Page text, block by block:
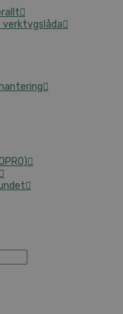
verktygslåda